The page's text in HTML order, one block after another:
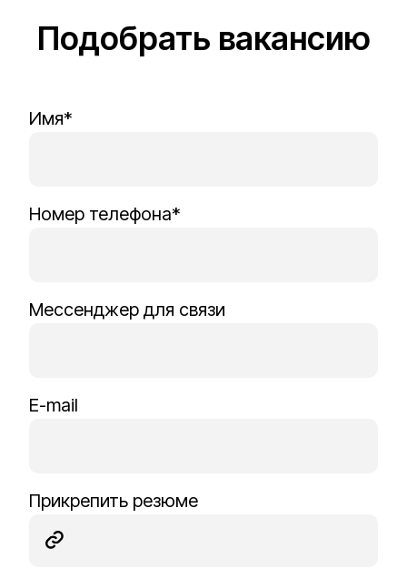
Подобрать вакансию
Имя*
Номер телефона*
Мессенджер для связи
E-mail
Прикрепить резюме